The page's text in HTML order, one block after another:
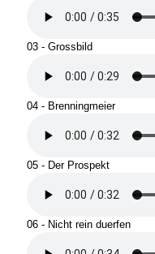
03 - Grossbild
04 - Brenningmeier
05 - Der Prospekt
06 - Nicht rein duerfen